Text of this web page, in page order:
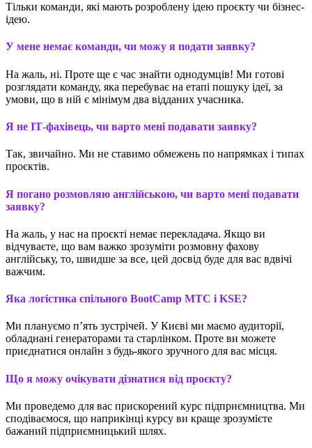
Тільки команди, які мають розроблену ідею проєкту чи бізнес-
ідею.
У мене немає команди, чи можу я подати заявку?
На жаль, ні. Проте ще є час знайти однодумців! Ми готові
розглядати команду, яка перебуває на етапі пошуку ідеї, за
умови, що в ній є мінімум два відданих учасника.
Я не ІТ-фахівець, чи варто мені подавати заявку?
Так, звичайно. Ми не ставимо обмежень по напрямках і типах
проєктів.
Я погано розмовляю англійською, чи варто мені подавати
заявку?
На жаль, у нас на проєкті немає перекладача. Якщо ви
відчуваєте, що вам важко зрозуміти розмовну фахову
англійську, то, швидше за все, цей досвід буде для вас вдвічі
важчим.
Яка логістика спільного BootCamp MTC і KSE?
Ми плануємо п’ять зустрічей. У Києві ми маємо аудиторії,
обладнані генераторами та старлінком. Проте ви можете
приєднатися онлайн з будь-якого зручного для вас місця.
Що я можу очікувати дізнатися від проєкту?
Ми проведемо для вас прискорений курс підприємництва. Ми
сподіваємося, що наприкінці курсу ви краще зрозумієте
бажаний підприємницький шлях.